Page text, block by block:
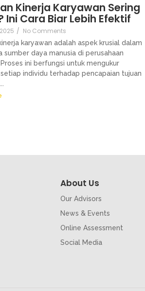
Kinerja Karyawan Sering
Ini Cara Biar Lebih Efektif
/ No Comments
karyawan adalah aspek krusial dalam
sumber daya manusia di perusahaan
ini berfungsi untuk mengukur
individu terhadap pencapaian tujuan
About Us
Our Advisors
News & Events
Online Assessment
Social Media